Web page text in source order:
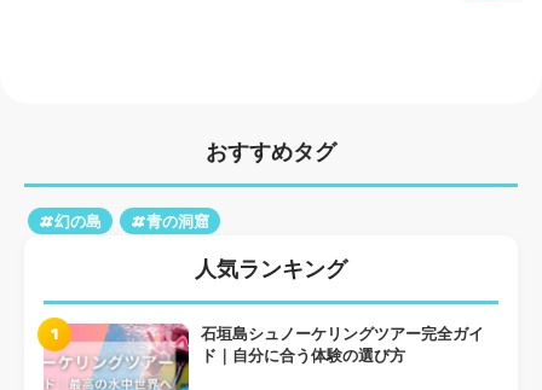
おすすめタグ
#幻の島 #青の洞窟
人気ランキング
1
石垣島シュノーケリングツアー完全ガイ
ド｜自分に合う体験の選び方